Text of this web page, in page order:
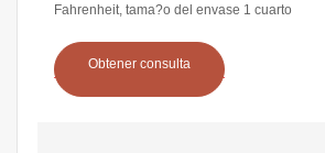
Fahrenheit, tama?o del envase 1 cuarto
Obtener consulta